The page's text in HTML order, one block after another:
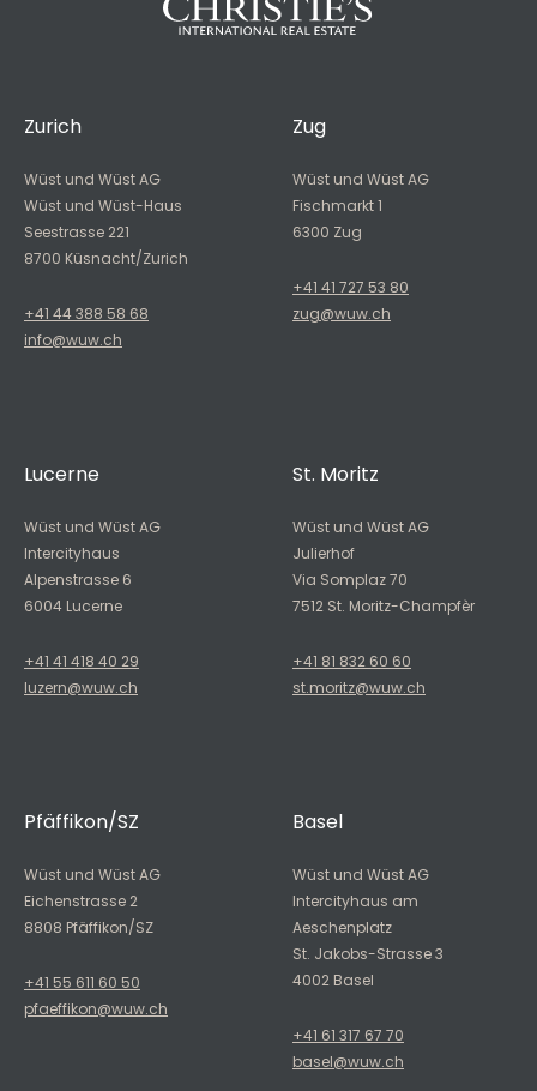
Zurich
Wüst und Wüst AG
Wüst und Wüst-Haus
Seestrasse 221
8700 Küsnacht/Zurich
+41 44 388 58 68
info@wuw.ch
Zug
Wüst und Wüst AG
Fischmarkt 1
6300 Zug
+41 41 727 53 80
zug@wuw.ch
Lucerne
Wüst und Wüst AG
Intercityhaus
Alpenstrasse 6
6004 Lucerne
+41 41 418 40 29
luzern@wuw.ch
St. Moritz
Wüst und Wüst AG
Julierhof
Via Somplaz 70
7512 St. Moritz-Champfèr
+41 81 832 60 60
st.moritz@wuw.ch
Pfäffikon/SZ
Wüst und Wüst AG
Eichenstrasse 2
8808 Pfäffikon/SZ
+41 55 611 60 50
pfaeffikon@wuw.ch
Basel
Wüst und Wüst AG
Intercityhaus am
Aeschenplatz
St. Jakobs-Strasse 3
4002 Basel
+41 61 317 67 70
basel@wuw.ch